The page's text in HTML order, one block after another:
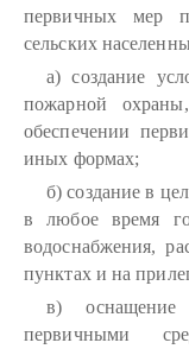
первичных мер
сельских
а) создание
пожарной
обеспечении
иных формах;
б) создание в
в любое время
водоснабжения,
пунктах и на
в) оснащение
первичными